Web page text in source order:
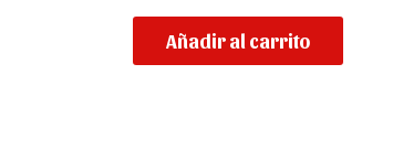
Añadir al carrito